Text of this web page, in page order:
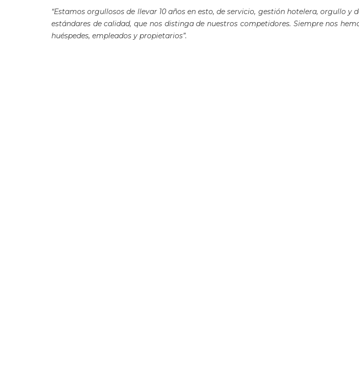
“Estamos orgullosos de llevar 10 años en esto, de servicio, gestión hotelera, orgullo
estándares de calidad, que nos distinga de nuestros competidores. Siempre nos
huéspedes, empleados y propietarios”.